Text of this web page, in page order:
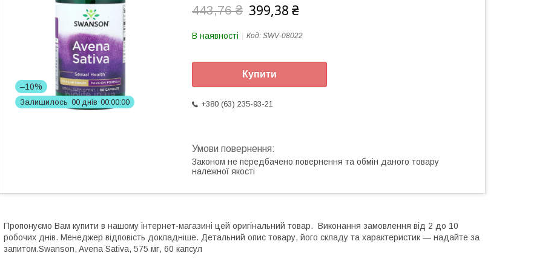
–10%
Залишилось 00 днів 00 00 00
443,76 ₴ 399,38 ₴
В наявності Код: SWV-08022
Купити
+380 (63) 235-93-21
Законом не передбачено повернення та обмін даного товару
належної якості
Пропонуємо Вам купити в нашому інтернет-магазині цей оригінальний товар. Виконання замовлення від 2 до 10
робочих днів. Менеджер відповість докладніше. Детальний опис товару, його складу та характеристик — надайте за
запитом.Swanson, Avena Sativa, 575 мг, 60 капсул